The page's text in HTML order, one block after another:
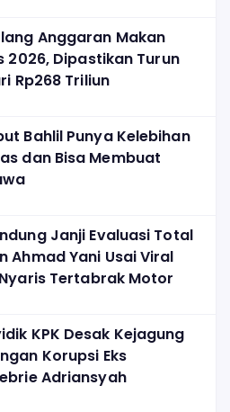
Anggaran Makan
2026, Dipastikan Turun
Rp268 Triliun
Bahlil Punya Kelebihan
dan Bisa Membuat
Janji Evaluasi Total
Ahmad Yani Usai Viral
Tertabrak Motor
KPK Desak Kejagung
Korupsi Eks
Adriansyah